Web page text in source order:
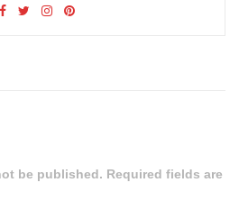
be published. Required fields are